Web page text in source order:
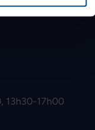
13h30-17h00